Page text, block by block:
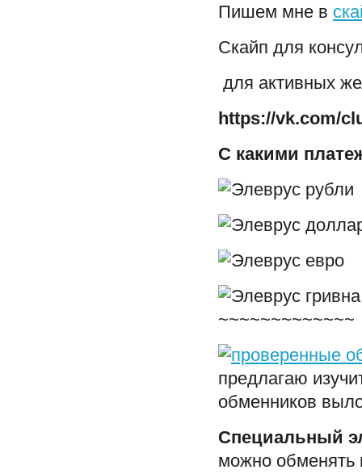
Пишем мне в
Скайп для
для активных
https://vk.com/
С какими
~~~~~~~~~~~~~
предлагаю
обменников
Специальный
можно обменять